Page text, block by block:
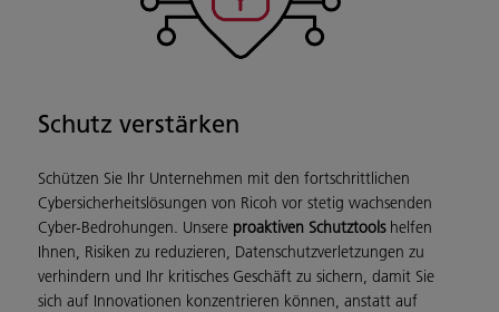
Schutz verstärken
Schützen Sie Ihr Unternehmen mit den fortschrittlichen
Cybersicherheitslösungen von Ricoh vor stetig wachsenden
Cyber-Bedrohungen. Unsere proaktiven Schutztoolshelfen
Ihnen, Risiken zu reduzieren, Datenschutzverletzungen zu
verhindern und Ihr kritisches Geschäft zu sichern, damit Sie
sich auf Innovationen konzentrieren können, anstatt auf